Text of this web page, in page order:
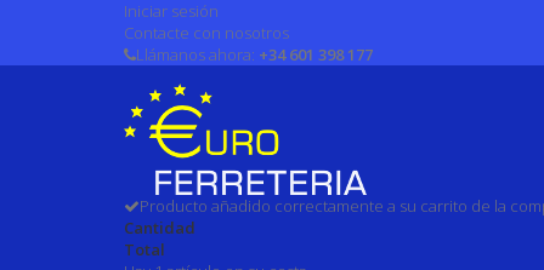
Iniciar sesión
Contacte con nosotros
Llámanos ahora: +34 601 398 177
Producto añadido correctamente a su carrito de la
Cantidad
Total